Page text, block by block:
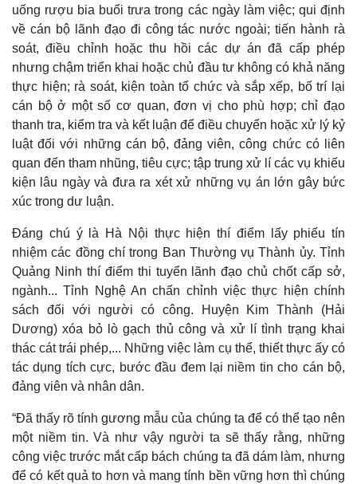
Pháp luật
Vụ án
Tin nóng
Tư vấn luật
Quân sự - Quốc phòng
Việt Nam
Phân tích
uống rượu bia buổi trưa trong các ngày làm việc; qui định
về cán bộ lãnh đạo đi công tác nước ngoài; tiến hành rà
soát, điều chỉnh hoặc thu hồi các dự án đã cấp phép
nhưng chậm triển khai hoặc chủ đầu tư không có khả năng
thực hiện; rà soát, kiện toàn tổ chức và sắp xếp, bố trí lại
cán bộ ở một số cơ quan, đơn vị cho phù hợp; chỉ đạo
thanh tra, kiểm tra và kết luận để điều chuyển hoặc xử lý kỷ
luật đối với những cán bộ, đảng viên, công chức có liên
quan đến tham nhũng, tiêu cực; tập trung xử lí các vụ khiếu
kiện lâu ngày và đưa ra xét xử những vụ án lớn gây bức
xúc trong dư luận.
Đáng chú ý là Hà Nội thực hiện thí điểm lấy phiếu tín
nhiệm các đồng chí trong Ban Thường vụ Thành ủy. Tỉnh
Quảng Ninh thí điểm thi tuyển lãnh đạo chủ chốt cấp sở,
ngành... Tỉnh Nghệ An chấn chỉnh việc thực hiện chính
sách đối với người có công. Huyện Kim Thành (Hải
Dương) xóa bỏ lò gạch thủ công và xử lí tình trạng khai
thác cát trái phép,... Những việc làm cụ thể, thiết thực ấy có
tác dụng tích cực, bước đầu đem lại niềm tin cho cán bộ,
đảng viên và nhân dân.
“Đã thấy rõ tính gương mẫu của chúng ta để có thể tạo nên
một niềm tin. Và như vậy người ta sẽ thấy rằng, những
công việc trước mắt cấp bách chúng ta đã dám làm, nhưng
để có kết quả to hơn và mang tính bền vững hơn thì chúng